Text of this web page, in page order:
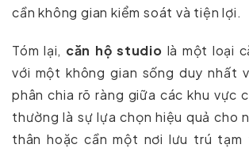
cần không gian kiểm soát và tiện lợi.
Tóm lại, căn hộ studio là một loại
với một không gian sống duy nhất
phân chia rõ ràng giữa các khu vực
thường là sự lựa chọn hiệu quả cho
thân hoặc cần một nơi lưu trú